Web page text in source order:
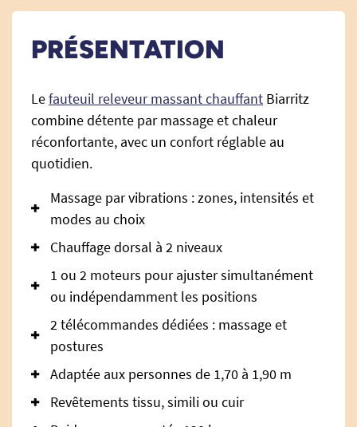
PRÉSENTATION
Lefauteuil releveur massant chauffant Biarritz
combine détente par massage et chaleur
réconfortante, avec un confort réglable au
quotidien.
Massage par vibrations : zones, intensités et
modes au choix
Chauffage dorsal à 2 niveaux
1 ou 2 moteurs pour ajuster simultanément
ou indépendamment les positions
2 télécommandes dédiées : massage et
postures
Adaptée aux personnes de 1,70 à 1,90 m
Revêtements tissu, simili ou cuir